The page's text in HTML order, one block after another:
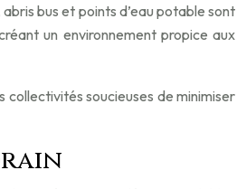
bus et points d’eau potable sont
un environnement propice aux
soucieuses de minimiser